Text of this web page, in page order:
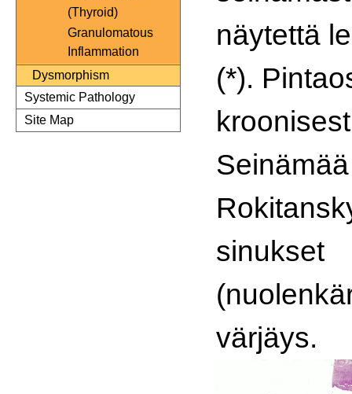
(Thyroid)
Granulomatous
Inflammation
Dysmorphism
Systemic Pathology
Site Map
näytettä
(*).
sinukset
värjäys.